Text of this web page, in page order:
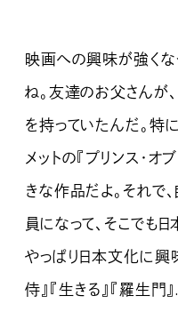
映画への興味が強く
ね。友達のお父さんが
を持っていたんだ。特
メットの『プリンス・オ
きな作品だよ。それで
員になって、そこでも
やっぱり日本文化に興
侍』『生きる』『羅生